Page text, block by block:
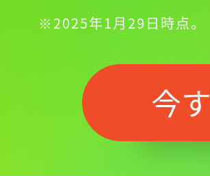
※2025年1月29日時点。
今